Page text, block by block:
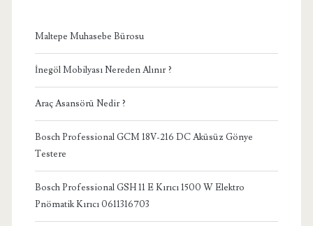
Maltepe Muhasebe Bürosu
İnegöl Mobilyası Nereden Alınır ?
Araç Asansörü Nedir ?
Bosch Professional GCM 18V-216 DC Aküsüz Gönye
Testere
Bosch Professional GSH 11 E Kırıcı 1500 W Elektro
Pnömatik Kırıcı 0611316703